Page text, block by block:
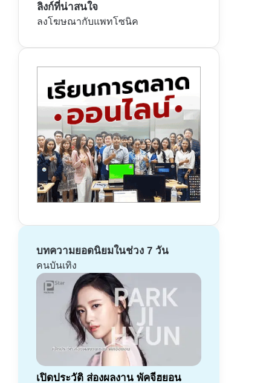
ลิงก์ที่น่าสนใจ
ลงโฆษณากับแพทโซนิค
บทความยอดนิยมในช่วง 7 วัน
คนบันเทิง
เปิดประวัติ ส่องผลงาน พัคจีฮยอน